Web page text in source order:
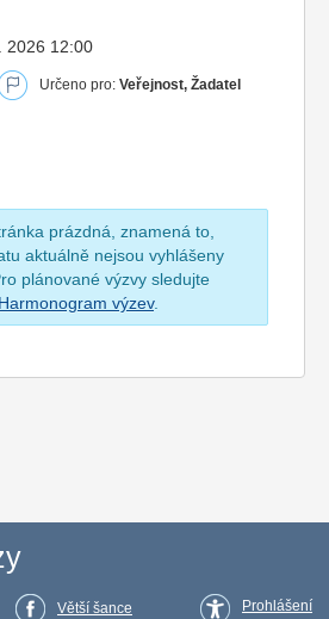
2026 12:00
Určeno pro: Veřejnost, Žadatel
prázdná, znamená to,
aktuálně nejsou vyhlášeny
plánované výzvy sledujte
Harmonogram výzev.
Větší šance
Prohlášení